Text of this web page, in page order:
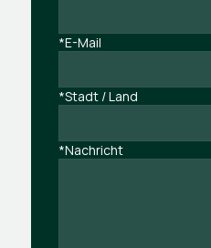
*E-Mail
*Stadt / Land
*Nachricht